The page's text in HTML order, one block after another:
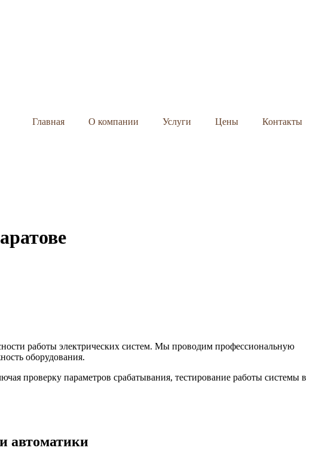
Главная О компании Услуги Цены Контакты
работы электрических систем. Мы проводим профессиональную
оборудования.
проверку параметров срабатывания, тестирование работы системы в
автоматики